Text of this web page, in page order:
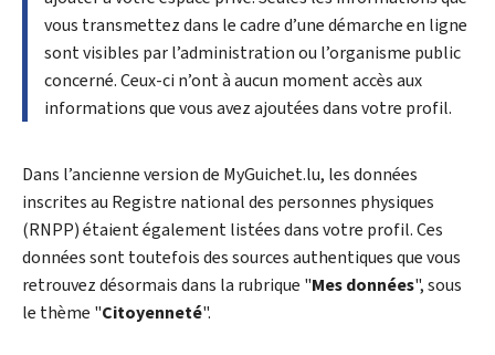
vous transmettez dans le cadre d’une démarche en ligne
sont visibles par l’administration ou l’organisme public
concerné. Ceux-ci n’ont à aucun moment accès aux
informations que vous avez ajoutées dans votre profil.
Dans l’ancienne version de MyGuichet.lu, les données
inscrites au Registre national des personnes physiques
(RNPP) étaient également listées dans votre profil. Ces
données sont toutefois des sources authentiques que vous
retrouvez désormais dans la rubrique "Mes données", sous
le thème "Citoyenneté".